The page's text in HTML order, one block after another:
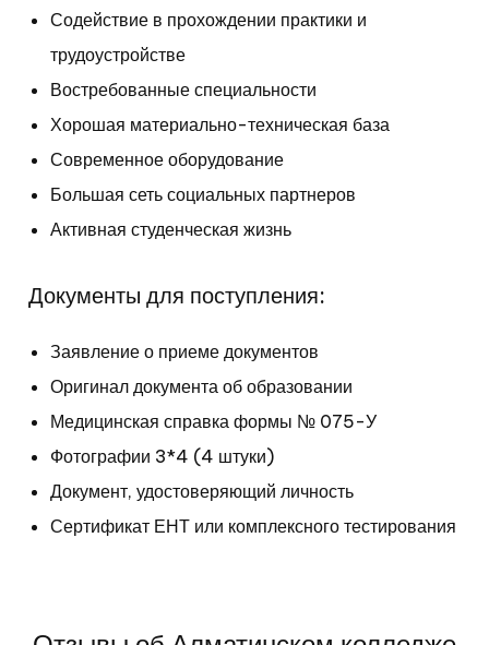
Содействие в прохождении практики и
трудоустройстве
Востребованные специальности
Хорошая материально-техническая база
Современное оборудование
Большая сеть социальных партнеров
Активная студенческая жизнь
Документы для поступления:
Заявление о приеме документов
Оригинал документа об образовании
Медицинская справка формы № 075-У
Фотографии 3*4 (4 штуки)
Документ, удостоверяющий личность
Сертификат ЕНТ или комплексного тестирования